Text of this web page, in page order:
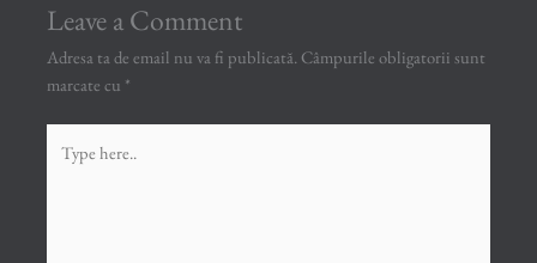
Leave a Comment
Adresa ta de email nu va fi publicată. Câmpurile obligatorii sunt
marcate cu *
here..